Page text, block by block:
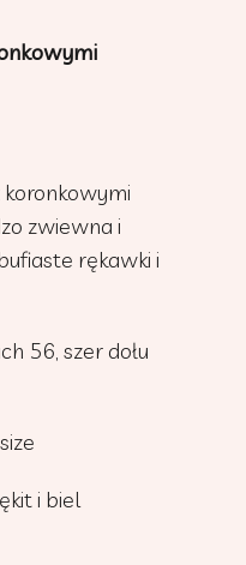
zwiewna i
rękawki i
56, szer dołu
i biel